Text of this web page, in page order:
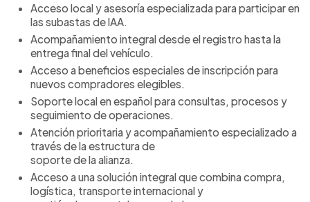
Acceso local y asesoría especializada para participar en
las subastas de lAA.
Acompañamiento integral desde el registro hasta la
entrega final del vehículo.
Acceso a beneficios especiales de inscripción para
nuevos compradores elegibles.
Soporte local en español para consultas, procesos y
seguimiento de operaciones.
Atención prioritaria y acompañamiento especializado a
través de la estructura de
soporte de la alianza.
Acceso a una solución integral que combina compra,
logística, transporte internacional y